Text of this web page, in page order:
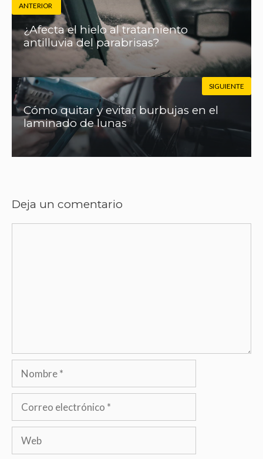
ANTERIOR
¿Afecta el hielo al tratamiento
antilluvia del parabrisas?
Cómo quitar y evitar burbujas en el
laminado de lunas
SIGUIENTE
Deja un comentario